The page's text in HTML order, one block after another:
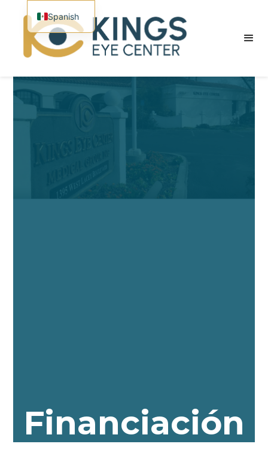
Financiación
Spanish
English